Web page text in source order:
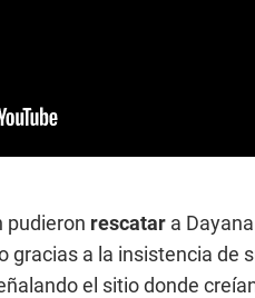
pudieron rescatar a
gracias a la insistencia de
el sitio donde